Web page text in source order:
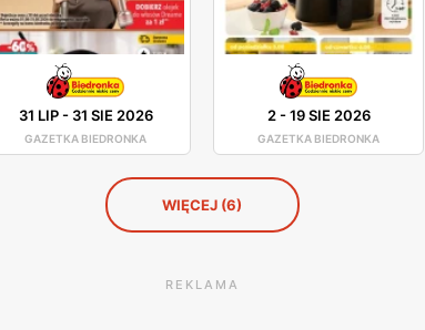
31 LIP- 31 SIE 2026
GAZETKA BIEDRONKA
2-19 SIE 2026
GAZETKA BIEDRONKA
WIĘCEJ (6)
REKLAMA